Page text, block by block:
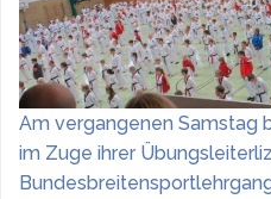
Am vergangenen Samstag
im Zuge ihrer